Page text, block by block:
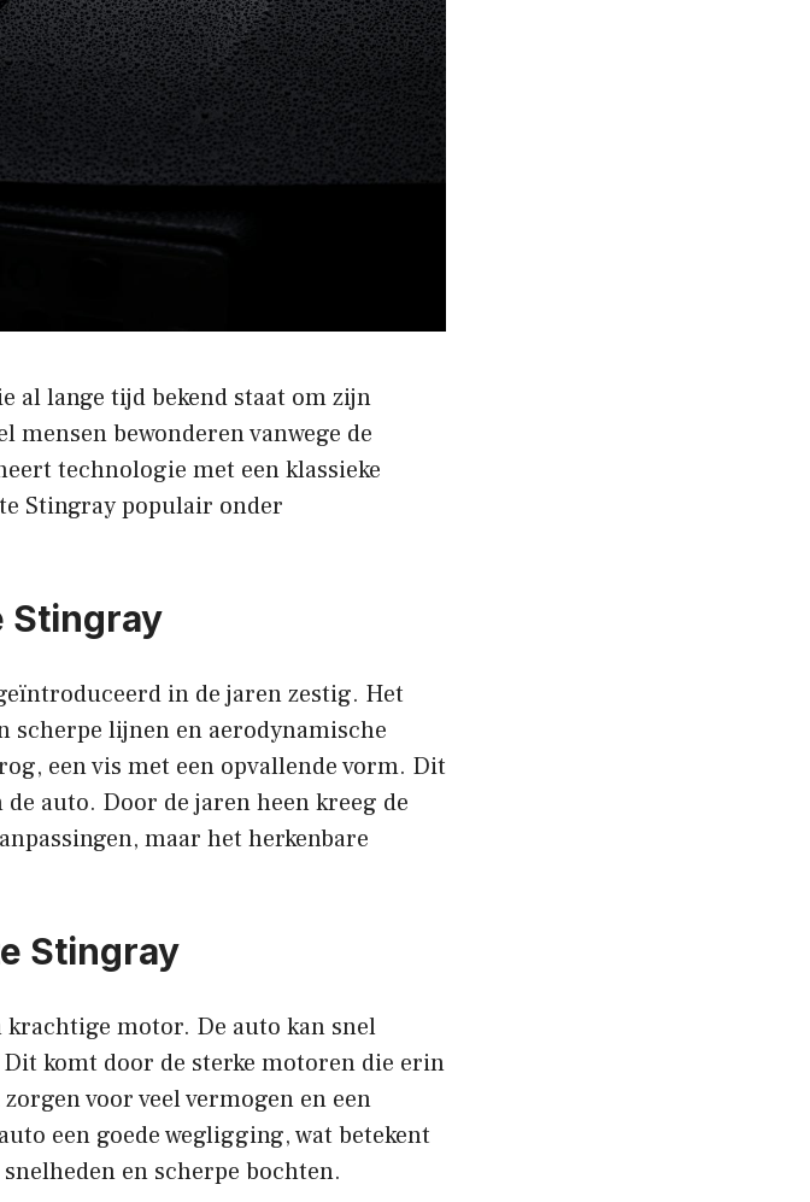
al lange tijd bekend staat om zijn
mensen bewonderen vanwege de
technologie met een klassieke
Stingray populair onder
Stingray
in de jaren zestig. Het
scherpe lijnen en aerodynamische
een vis met een opvallende vorm. Dit
auto. Door de jaren heen kreeg de
maar het herkenbare
Stingray
krachtige motor. De auto kan snel
komt door de sterke motoren die erin
voor veel vermogen en een
een goede wegligging, wat betekent
en scherpe bochten.